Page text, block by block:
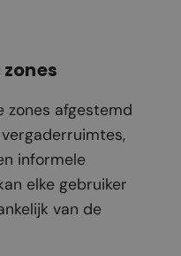
zones afgestemd
informele
elke gebruiker
van de